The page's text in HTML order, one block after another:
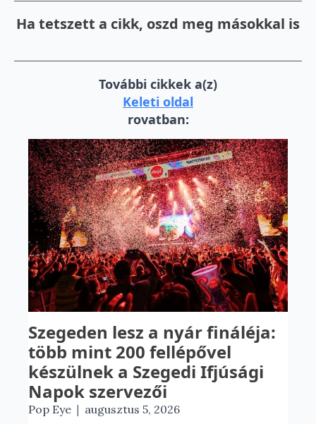
Ha tetszett a cikk, oszd meg másokkal is
További cikkek a(z)
Keleti oldal
rovatban:
Szegeden lesz a nyár fináléja:
több mint 200 fellépővel
készülnek a Szegedi Ifjúsági
Napok szervezői
Pop Eye | augusztus 5, 2026